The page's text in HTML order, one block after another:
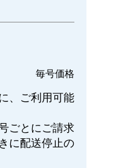
毎号価格
、ご利用可能
ごとにご請求
に配送停止の